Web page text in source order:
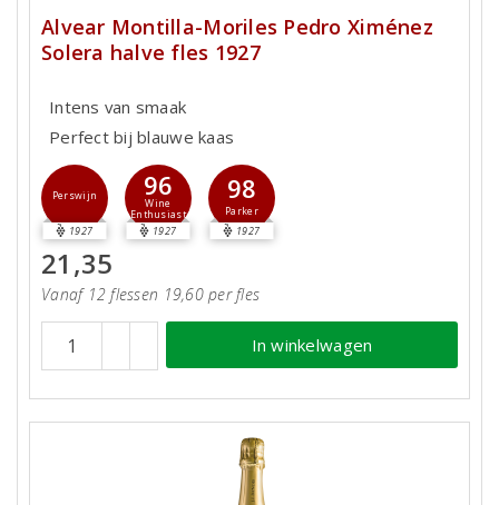
Alvear Montilla-Moriles Pedro Ximénez
Solera halve fles 1927
Intens van smaak
Perfect bij blauwe kaas
Perswijn
1927
96
Wine
Enthusiast
1927
98
Parker
1927
21,35
Vanaf 12 flessen 19,60 per fles
In winkelwagen